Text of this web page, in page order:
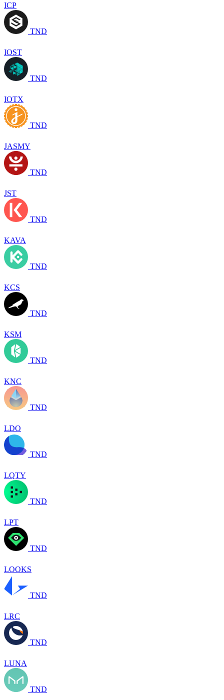
ICP
TND
IOST
TND
IOTX
TND
JASMY
TND
JST
TND
KAVA
TND
KCS
TND
KSM
TND
KNC
TND
LDO
TND
LQTY
TND
LPT
TND
LOOKS
TND
LRC
TND
LUNA
TND